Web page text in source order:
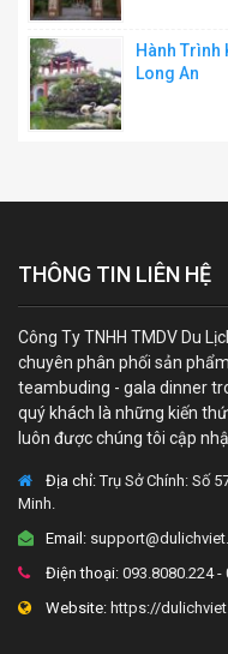
Hành Trình
Long An
THÔNG TIN LIÊN HỆ
Công Ty TNHH TMDV Du
chuyên phân phối sản
teambuding - gala dinner
quý khách là những kiến
luôn được chúng tôi cập
Địa chỉ:Trụ Sở Chính: Số
Minh.
Email:
Điện thoại: 093.8080.224 -
Website: https://